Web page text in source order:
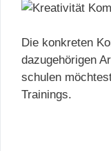
Die konkreten
dazugehörigen
schulen
Trainings.